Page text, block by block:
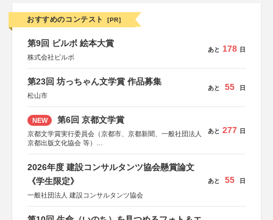
おすすめのコンテスト [PR]
第9回 ビルボ 絵本大賞
株式会社ビルボ
あと 178 日
第23回 坊っちゃん文学賞 作品募集
松山市
あと 55 日
NEW 第6回 京都文学賞
京都文学賞実行委員会（京都市、京都新聞、一般社団法人
京都出版文化協会 等）
KADOKAWA、河出書房新社、幻冬舎、講談社、光文社、
集英社、小学館、祥伝社、新潮社、淡交社、ちいさいミシ
マ社、徳間書店、早川書房、PHP研究所、双葉社、文藝春
あと 277 日
2026年度 建設コンサルタンツ協会懸賞論文
《学生限定》
一般社団法人 建設コンサルタンツ協会
あと 55 日